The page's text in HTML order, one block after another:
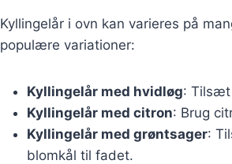
Kyllingelår i ovn kan varieres på
populære variationer:
Kyllingelår med hvidløg: Tilsæt
Kyllingelår med citron: Brug
Kyllingelår med grøntsager:
blomkål til fadet.